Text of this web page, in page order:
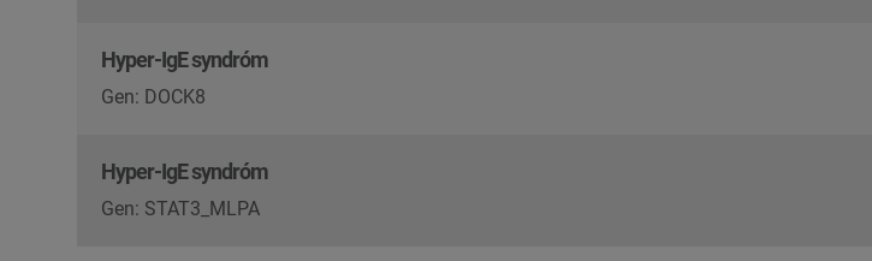
Hyper-IgE syndróm
Gen: DOCK8
Hyper-IgE syndróm
Gen: STAT3_MLPA